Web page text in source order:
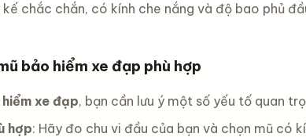
chắc chắn, có kính che nắng và độ bao phủ
bảo hiểm xe đạp phù hợp
xe đạp, bạn cần lưu ý một số yếu tố quan
hợp: Hãy đo chu vi đầu của bạn và chọn mũ có